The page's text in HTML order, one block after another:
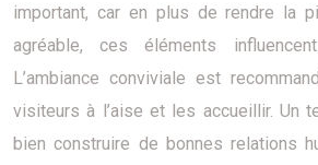
important, car en plus de rendre la
agréable, ces éléments
L’ambiance conviviale est
visiteurs à l’aise et les accueillir. Un
bien construire de bonnes relations